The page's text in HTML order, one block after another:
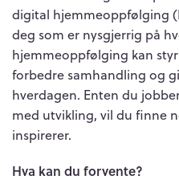
digital hjemmeoppfølging
deg som er nysgjerrig på
hjemmeoppfølging kan
forbedre samhandling og
hverdagen. Enten du
med utvikling, vil du finne
inspirerer.
Hva kan du forvente?